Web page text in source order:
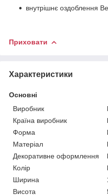
внутрішнє оздоблення
Приховати
Характеристики
Основні
Виробник
Країна виробник
Форма
Матеріал
Декоративне оформлення
Колір
Ширина
Висота